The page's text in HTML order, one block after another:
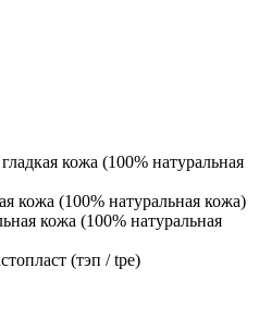
кожа (100% натуральная
кожа (100% натуральная кожа)
кожа (100% натуральная
(тэп / tpe)